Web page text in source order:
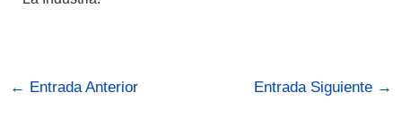
← Entrada Anterior Entrada Siguiente →